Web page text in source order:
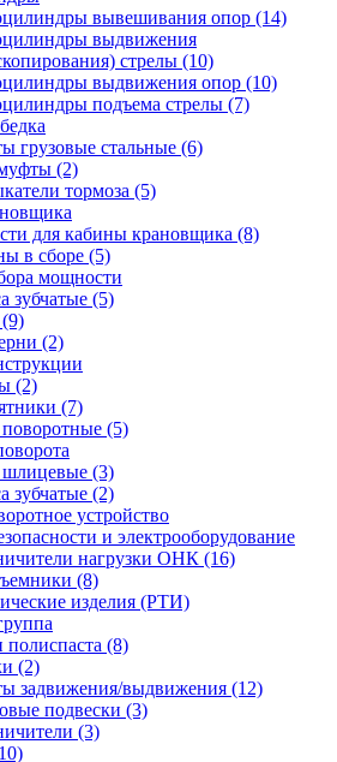
вывешивания опор (14)
выдвижения
стрелы (10)
выдвижения опор (10)
подъема стрелы (7)
грузовые стальные (6)
(2)
тормоза (5)
для кабины крановщика (8)
в сборе (5)
мощности
зубчатые (5)
(2)
(2)
(7)
(5)
(3)
зубчатые (2)
устройство
и электрооборудование
нагрузки ОНК (16)
(8)
изделия (РТИ)
полиспаста (8)
(2)
задвижения/выдвижения (12)
подвески (3)
(3)